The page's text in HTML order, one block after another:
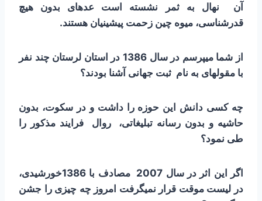
آن نهال به ثمر نشسته است عده­ای بدون هیچ
قدرشناسی، میوه چین زحمت پیشینیان هستند.
از
شما می­پرسم در سال 1386 در استان لرستان چند نفر
با مقوله­ای به نام ثبت جهانی آشنا بودند؟
چه کسی دانش این حوزه را داشت و در سکوت، بدون
حاشیه و بدون رسانه تبلیغاتی، روال فرایند مذکور را
طی نمود؟
اگر این اثر در سال 2007 مصادف با 1386خورشیدی،
در لیست موقت قرار نمی­گرفت امروز چه چیزی را جشن